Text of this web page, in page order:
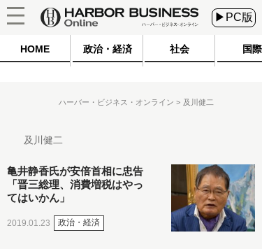
▶PC版
HOME 政治・経済 社会 国際
ハーバー・ビジネス・オンライン 及川健二
及川健二
亀井静香氏が安倍首相に忠告
「晋三総理、消費増税はやっ
てはいかん」
2019.01.23 政治・経済